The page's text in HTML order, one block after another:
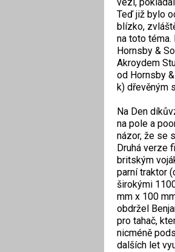
Teď již bylo
blízko,
na toto téma.
Hornsby &
Akroydem
od Hornsby
k) dřevěným
Na Den
na pole a
názor, že se
Druhá verze
britským
parní traktor
širokými
mm x 100
obdržel
pro tahač,
nicméně
dalších let